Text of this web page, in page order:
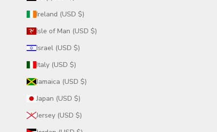
Ireland (USD $)
Isle of Man (USD $)
Israel (USD $)
Italy (USD $)
Jamaica (USD $)
Japan (USD $)
Jersey (USD $)